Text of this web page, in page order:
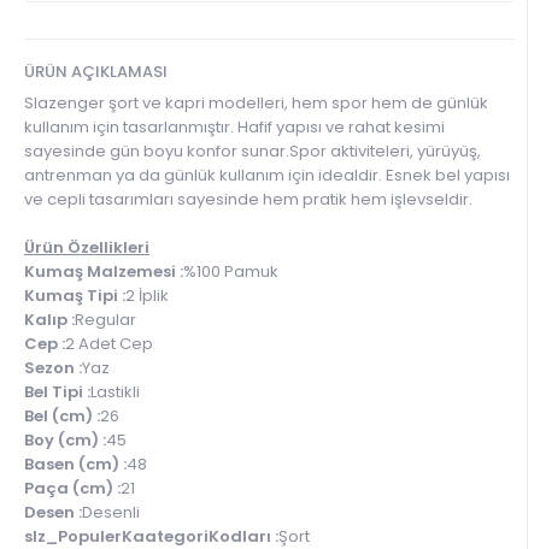
ÜRÜN AÇIKLAMASI
Slazenger şort ve kapri modelleri, hem spor hem de günlük
kullanım için tasarlanmıştır. Hafif yapısı ve rahat kesimi
sayesinde gün boyu konfor sunar.Spor aktiviteleri, yürüyüş,
antrenman ya da günlük kullanım için idealdir. Esnek bel yapısı
ve cepli tasarımları sayesinde hem pratik hem işlevseldir.
Ürün Özellikleri
Kumaş Malzemesi :%100 Pamuk
Kumaş Tipi :2 İplik
Kalıp :Regular
Cep :2 Adet Cep
Sezon :Yaz
Bel Tipi :Lastikli
Bel (cm) :26
Boy (cm) :45
Basen (cm) :48
Paça (cm) :21
Desen :Desenli
slz_PopulerKaategoriKodları :Şort